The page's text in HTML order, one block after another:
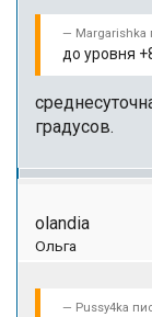
Margarishka
до уровня
градусов.
olandia
Ольга
Pussy4ka